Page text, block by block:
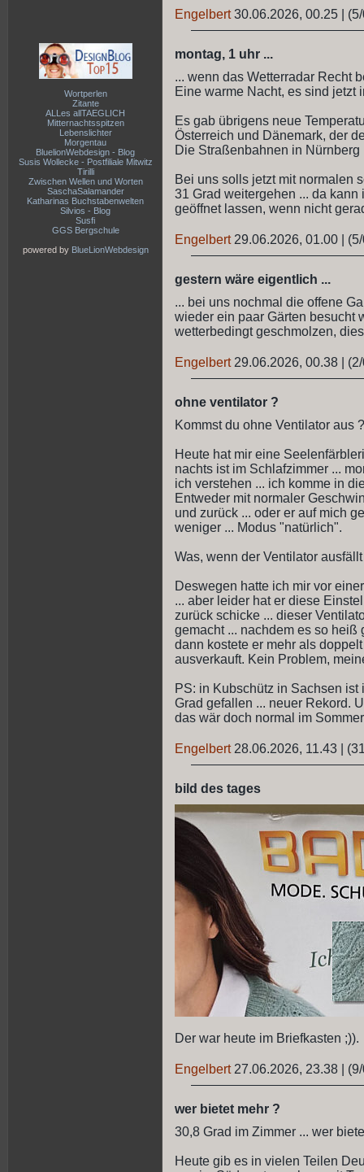
Wortperlen
Zitante
ALLes allTAEGLICH
Mitternachtsspitzen
Lebenslichter
Morgentau
BluelionWebdesign - Blog
Susis Wollecke - Postfiliale Mitwitz
Tirilli
Zwischen Wellen und Worten
SaschaSalamander
Katharinas Buchstabenwelten
Silvios - Blog
Susfi
GGS Bergschule
powered by BlueLionWebdesign
Engelbert 30.06.2026, 00.25
montag, 1 uhr ...
... wenn das Wetterradar Recht
Eine warme Nacht, es sind jetzt
Es gab übrigens neue
Österreich und Dänemark, der
Die Straßenbahnen in
Bei uns solls jetzt mit normalen
31 Grad weitergehen ... da
geöffnet lassen, wenn nicht
Engelbert 29.06.2026, 01.00
gestern wäre eigentlich ...
... bei uns nochmal die offene
wieder ein paar Gärten besucht
wetterbedingt geschmolzen,
Engelbert 29.06.2026, 00.38
ohne ventilator ?
Kommst du ohne Ventilator aus ?
Heute hat mir eine
nachts ist im Schlafzimmer ...
ich verstehen ... ich komme in
Entweder mit normaler
und zurück ... oder er auf mich
weniger ... Modus "natürlich".
Was, wenn der Ventilator
Deswegen hatte ich mir vor
... aber leider hat er diese
zurück schicke ... dieser
gemacht ... nachdem es so heiß
dann kostete er mehr als
ausverkauft. Kein Problem,
PS: in Kubschütz in Sachsen ist
Grad gefallen ... neuer Rekord.
das wär doch normal im
Engelbert 28.06.2026, 11.43
bild des tages
Der war heute im Briefkasten ;)).
Engelbert 27.06.2026, 23.38
wer bietet mehr ?
30,8 Grad im Zimmer ... wer
Heute gib es in vielen Teilen